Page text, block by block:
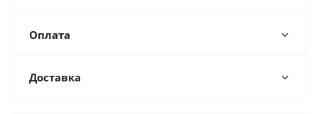
Оплата
Доставка